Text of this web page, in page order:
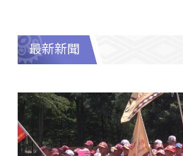
最新新聞